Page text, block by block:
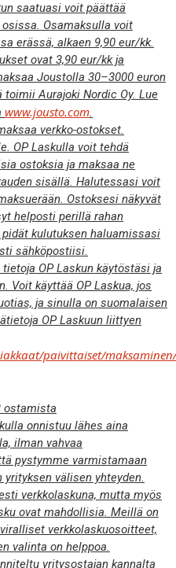
saatuasi voit päättää
Osamaksulla voit
erässä, alkaen 9,90 eur/kk.
ovat 3,90 eur/kk ja
Joustolla 30–3000 euron
Aurajoki Nordic Oy. Lue
www.jousto.com.
verkko-ostokset.
OP Laskulla voit tehdä
ostoksia ja maksaa ne
sisällä. Halutessasi voit
Ostoksesi näkyvät
helposti perillä rahan
kulutuksen haluamissasi
sähköpostiisi.
OP Laskun käytöstäsi ja
Voit käyttää OP Laskua, jos
ja sinulla on suomalaisen
OP Laskuun liittyen
paivittaiset/
ostamista
onnistuu lähes aina
ilman vahvaa
pystymme varmistamaan
välisen yhteyden.
verkkolaskuna, mutta myös
ovat mahdollisia. Meillä on
verkkolaskuosoitteet,
valinta on helppoa.
yritysostajan kannalta